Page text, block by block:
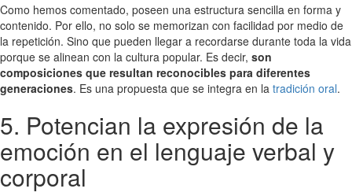
Como hemos comentado, poseen una estructura sencilla en forma y
contenido. Por ello, no solo se memorizan con facilidad por medio de
la repetición. Sino que pueden llegar a recordarse durante toda la vida
porque se alinean con la cultura popular. Es decir, son
composiciones que resultan reconocibles para diferentes
generaciones. Es una propuesta que se integra en la tradición oral.
5. Potencian la expresión de la
emoción en el lenguaje verbal y
corporal